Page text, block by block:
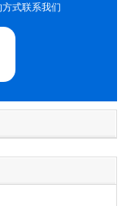
式联系我们